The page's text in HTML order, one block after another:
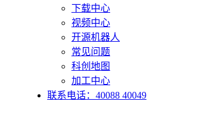
下载中心
视频中心
开源机器人
常见问题
科创地图
加工中心
联系电话：40088 40049